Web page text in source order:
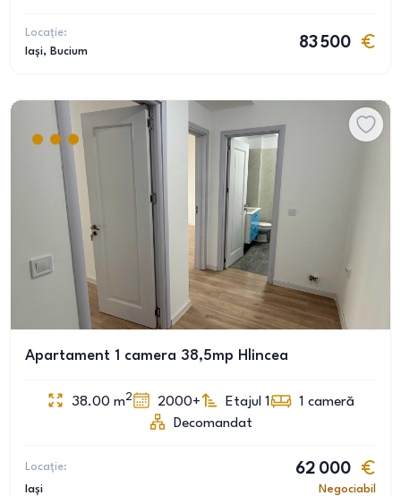
Locație:
Iași, Bucium
83 500
Apartament 1 camera 38,5mp Hlincea
38.00 m2 2000+ Etajul 1 1 cameră
Decomandat
Locație:
Iași
62 000
Negociabil